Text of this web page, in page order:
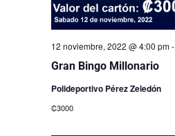
Gran Bingo Millonario
12 noviembre, 2022 @ 4:00 pm-
Polideportivo Pérez Zeledón
₡3000